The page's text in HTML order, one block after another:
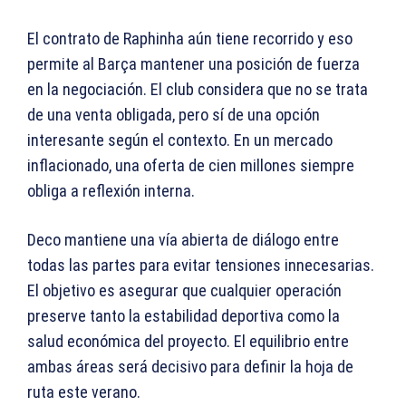
El contrato de Raphinha aún tiene recorrido y eso
permite al Barça mantener una posición de fuerza
en la negociación. El club considera que no se trata
de una venta obligada, pero sí de una opción
interesante según el contexto. En un mercado
inflacionado, una oferta de cien millones siempre
obliga a reflexión interna.
Deco mantiene una vía abierta de diálogo entre
todas las partes para evitar tensiones innecesarias.
El objetivo es asegurar que cualquier operación
preserve tanto la estabilidad deportiva como la
salud económica del proyecto. El equilibrio entre
ambas áreas será decisivo para definir la hoja de
ruta este verano.